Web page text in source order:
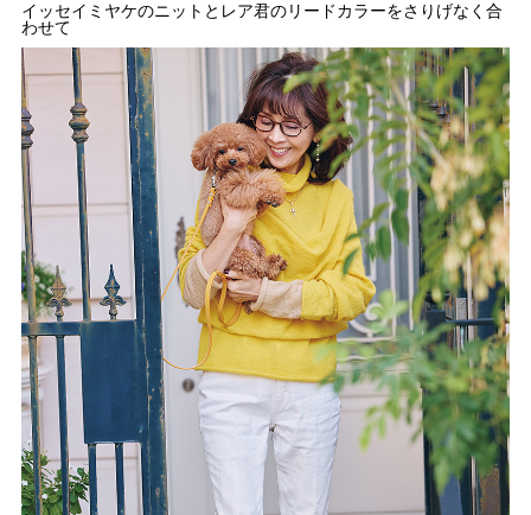
イッセイミヤケのニットとレア君のリードカラーをさりげなく合
わせて